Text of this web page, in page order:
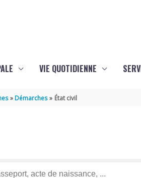
VIE QUOTIDIENNE
Démarches État civil